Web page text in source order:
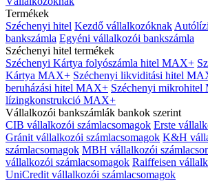
Termékek
Széchenyi hitel Kezdő vállalkozóknak
bankszámla Egyéni vállalkozói bankszámla
Széchenyi hitel termékek
Széchenyi Kártya folyószámla hitel MAX+
Kártya MAX+ Széchenyi likviditási hitel
beruházási hitel MAX+ Széchenyi
lízingkonstrukció MAX+
Vállalkozói bankszámlák bankok szerint
CIB vállalkozói számlacsomagok Erste
Gránit vállalkozói számlacsomagok K&H
számlacsomagok MBH vállalkozói
vállalkozói számlacsomagok Raiffeisen
UniCredit vállalkozói számlacsomagok